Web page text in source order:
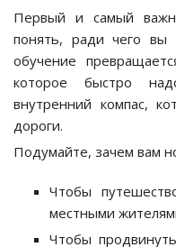
Первый и самый
понять, ради чего
обучение
которое быстро
внутренний компас,
дороги.
Подумайте, зачем вам
Чтобы
местными
Чтобы